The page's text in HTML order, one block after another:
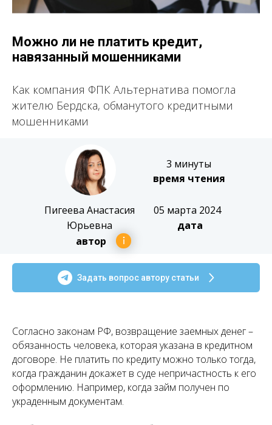
Можно ли не платить кредит,
навязанный мошенниками
Как компания ФПК Альтернатива помогла
жителю Бердска, обманутого кредитными
мошенниками
05 марта 2024
дата
3 минуты
время чтения
Пигеева Анастасия
Юрьевна
автор
Задать вопрос автору статьи
Согласно законам РФ, возвращение заемных денег –
обязанность человека, которая указана в кредитном
договоре. Не платить по кредиту можно только тогда,
когда гражданин докажет в суде непричастность к его
оформлению. Например, когда займ получен по
украденным документам.